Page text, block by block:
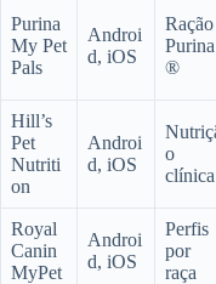
Purina
My Pet
Pals
Androi
d, iOS
Ração
Purina
®
Hill’s
Pet
Nutriti
on
Androi
d, iOS
o
clínica
Royal
Canin
MyPet
Androi
d, iOS
Perfis
por
raça